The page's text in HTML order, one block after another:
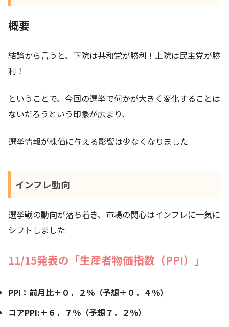
概要
結論から言うと、下院は共和党が勝利！上院は民主党が勝
利！
ということで、今回の選挙で何かが大きく変化することは
ないだろうという印象が広まり、
選挙情報が株価に与える影響は少なくなりました
インフレ動向
選挙戦の動向が落ち着き、市場の関心はインフレに一気に
シフトしました
11/15発表の「生産者物価指数（PPI）」
PPI：前月比＋０．２％（予想＋０．４％）
コアPPI:＋６．７％（予想７．２％）